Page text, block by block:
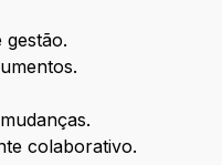
gestão.
colaborativo.